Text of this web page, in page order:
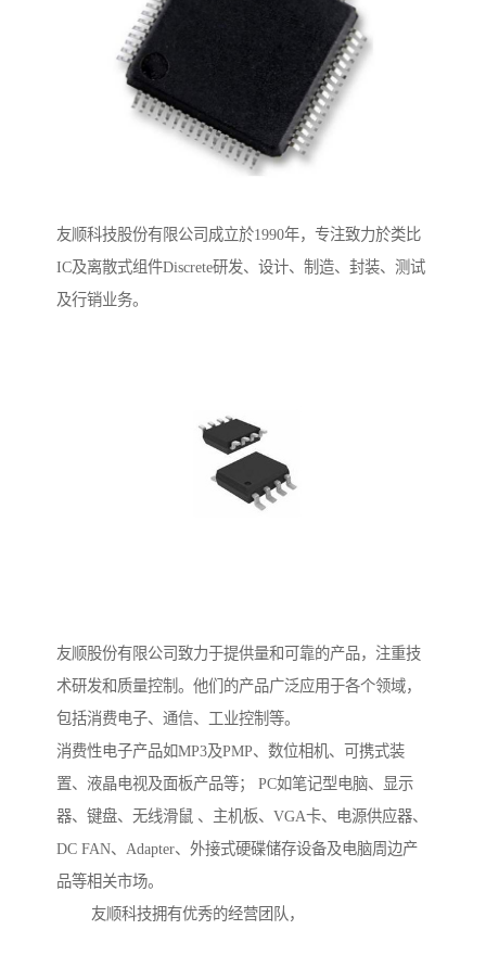
友顺科技股份有限公司成立於1990年，专注致力於类比
IC及离散式组件Discrete研发、设计、制造、封装、测试
及行销业务。
友顺股份有限公司致力于提供量和可靠的产品，注重技
术研发和质量控制。他们的产品广泛应用于各个领域，
包括消费电子、通信、工业控制等。
消费性电子产品如MP3及PMP、数位相机、可携式装
置、液晶电视及面板产品等； PC如笔记型电脑、显示
器、键盘、无线滑鼠 、主机板、VGA卡、电源供应器、
DC FAN、Adapter、外接式硬碟储存设备及电脑周边产
品等相关市场。
友顺科技拥有优秀的经营团队，